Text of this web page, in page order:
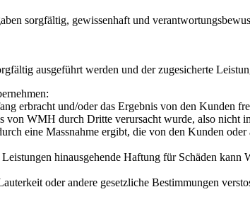
sorgfältig, gewissenhaft und
ausgeführt werden und der zugesicherte
erbracht und/oder das Ergebnis von den Kunden
von WMH durch Dritte verursacht wurde, also nicht
eine Massnahme ergibt, die von den Kunden
hinausgehende Haftung für Schäden
oder andere gesetzliche Bestimmungen